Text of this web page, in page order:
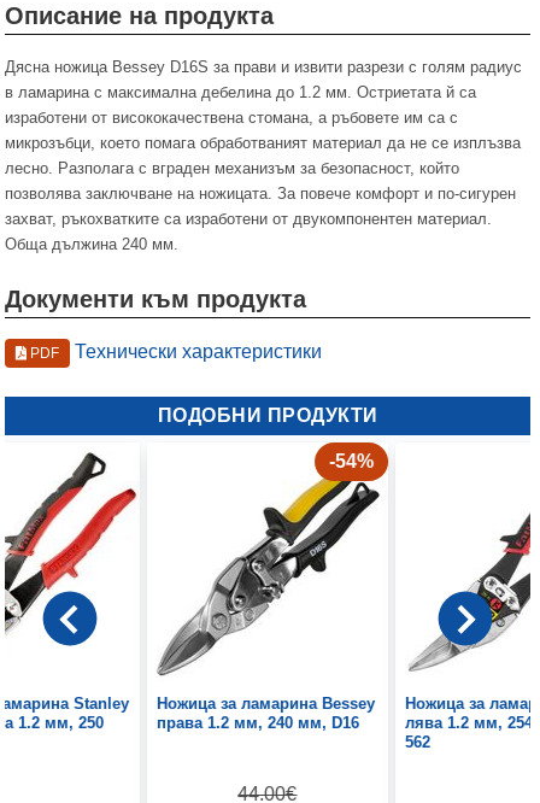
Описание на продукта
Дясна ножица Bessey D16S за прави и извити разрези с голям радиус
в ламарина с максимална дебелина до 1.2 мм. Остриетата й са
изработени от висококачествена стомана, а ръбовете им са с
микрозъбци, което помага обработваният материал да не се изплъзва
лесно. Разполага с вграден механизъм за безопасност, който
позволява заключване на ножицата. За повече комфорт и по-сигурен
захват, ръкохватките са изработени от двукомпонентен материал.
Обща дължина 240 мм.
Документи към продукта
PDF Технически характеристики
ПОДОБНИ ПРОДУКТИ
Stanley
1.2 мм, 250
-54%
Ножица за ламарина Bessey
права 1.2 мм, 240 мм, D16
44.00€
Ножица за
лява 1.2 мм, 254
562